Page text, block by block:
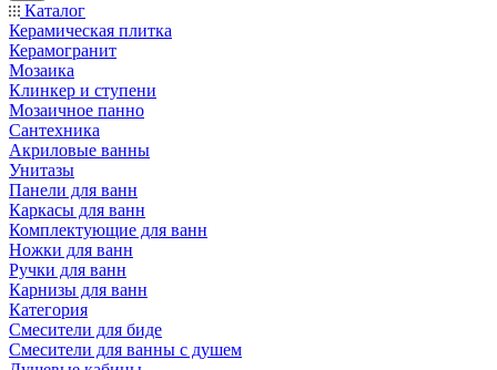
Каталог
Керамическая плитка
Керамогранит
Мозаика
Клинкер и ступени
Мозаичное панно
Сантехника
Акриловые ванны
Унитазы
Панели для ванн
Каркасы для ванн
Комплектующие для ванн
Ножки для ванн
Ручки для ванн
Карнизы для ванн
Категория
Смесители для биде
Смесители для ванны с душем